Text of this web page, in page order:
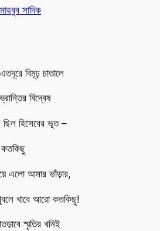
মাহবুব সাদিক
বিমূঢ় চাতালে
বিদ্বেষ
হিসেবের ভূত –
কতকিছু
আমার ভাঁড়ার,
খাবে আরো কতকিছু!
স্মৃতির খনিই